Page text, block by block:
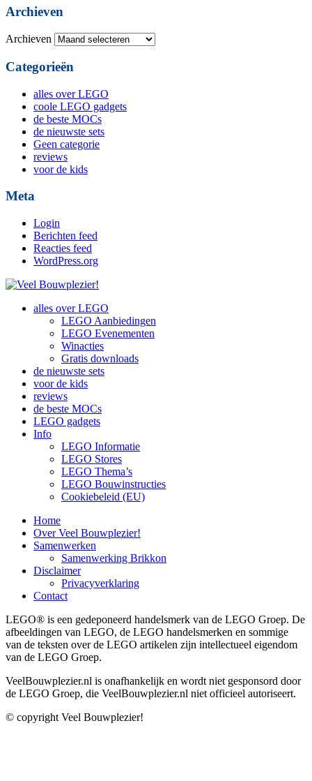
Archieven
Archieven
Categorieën
alles over LEGO
coole LEGO gadgets
de beste MOCs
de nieuwste sets
Geen categorie
reviews
voor de kids
Meta
Login
Berichten feed
Reacties feed
WordPress.org
alles over LEGO
LEGO Aanbiedingen
LEGO Evenementen
Winacties
Gratis downloads
de nieuwste sets
voor de kids
reviews
de beste MOCs
LEGO gadgets
Info
LEGO Informatie
LEGO Stores
LEGO Thema’s
LEGO Bouwinstructies
Cookiebeleid (EU)
Home
Over Veel Bouwplezier!
Samenwerken
Samenwerking Brikkon
Disclaimer
Privacyverklaring
Contact
LEGO® is een gedeponeerd handelsmerk van de LEGO Groep. De
afbeeldingen van LEGO, de LEGO handelsmerken en sommige
van de teksten over de LEGO artikelen zijn intellectueel eigendom
van de LEGO Groep.
VeelBouwplezier.nl is onafhankelijk en wordt niet gesponsord door
de LEGO Groep, die VeelBouwplezier.nl niet officieel autoriseert.
© copyright Veel Bouwplezier!